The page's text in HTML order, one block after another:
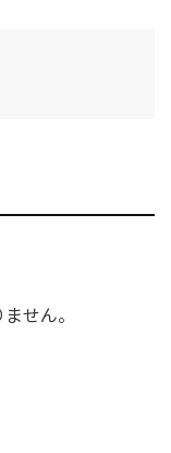
せん。